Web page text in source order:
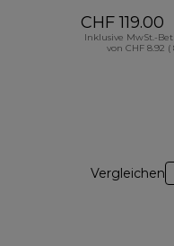
CHF 119.00
Inklusive MwSt.-
von CHF 8.92 (
Vergleichen